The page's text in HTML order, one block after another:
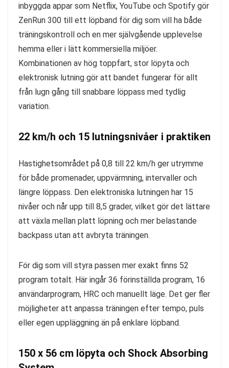
inbyggda appar som Netflix, YouTube och Spotify gör
ZenRun 300 till ett löpband för dig som vill ha både
träningskontroll och en mer självgående upplevelse
hemma eller i lätt kommersiella miljöer.
Kombinationen av hög toppfart, stor löpyta och
elektronisk lutning gör att bandet fungerar för allt
från lugn gång till snabbare löppass med tydlig
variation.
22 km/h och 15 lutningsnivåer i praktiken
Hastighetsområdet på 0,8 till 22 km/h ger utrymme
för både promenader, uppvärmning, intervaller och
längre löppass. Den elektroniska lutningen har 15
nivåer och når upp till 8,5 grader, vilket gör det lättare
att växla mellan platt löpning och mer belastande
backpass utan att avbryta träningen.
För dig som vill styra passen mer exakt finns 52
program totalt. Här ingår 36 förinställda program, 16
användarprogram, HRC och manuellt läge. Det ger fler
möjligheter att anpassa träningen efter tempo, puls
eller egen uppläggning än på enklare löpband.
150 x 56 cm löpyta och Shock Absorbing